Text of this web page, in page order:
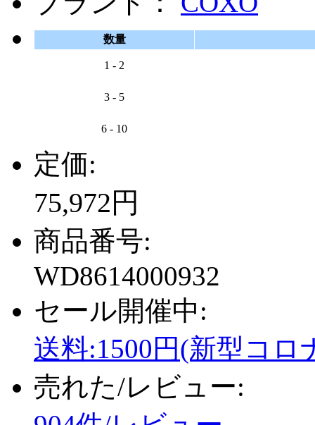
数量
1 - 2
3 - 5
6 - 10
定価:
75,972円
商品番号:
WD8614000932
セール開催中:
送料:1500円(新型コロ
売れた/レビュー: